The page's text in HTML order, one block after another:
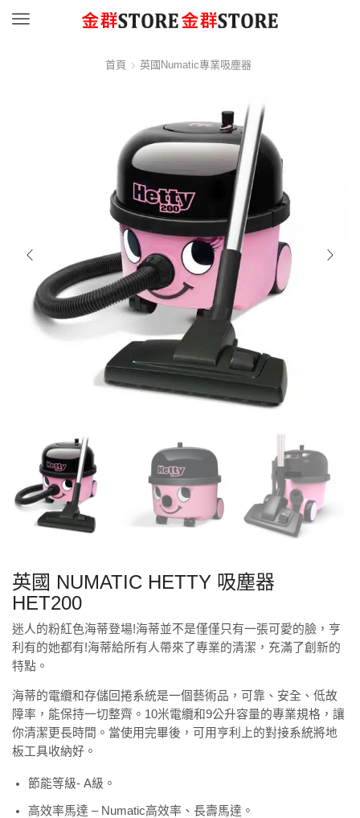
Menu
首頁 英國Numatic專業吸塵器
英國 NUMATIC HETTY 吸塵器
HET200
迷人的粉紅色海蒂登場!海蒂並不是僅僅只有一張可愛的臉，亨
利有的她都有!海蒂給所有人帶來了專業的清潔，充滿了創新的
特點。
海蒂的電纜和存儲回捲系統是一個藝術品，可靠、安全、低故
障率，能保持一切整齊。10米電纜和9公升容量的專業規格，讓
你清潔更長時間。當使用完畢後，可用亨利上的對接系統將地
板工具收納好。
節能等級- A級。
高效率馬達 – Numatic高效率、長壽馬達。